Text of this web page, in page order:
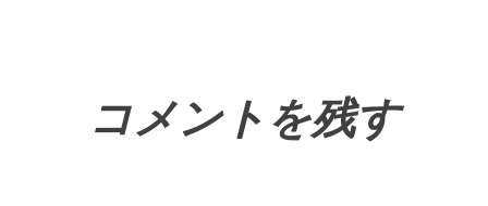
コメントを残す